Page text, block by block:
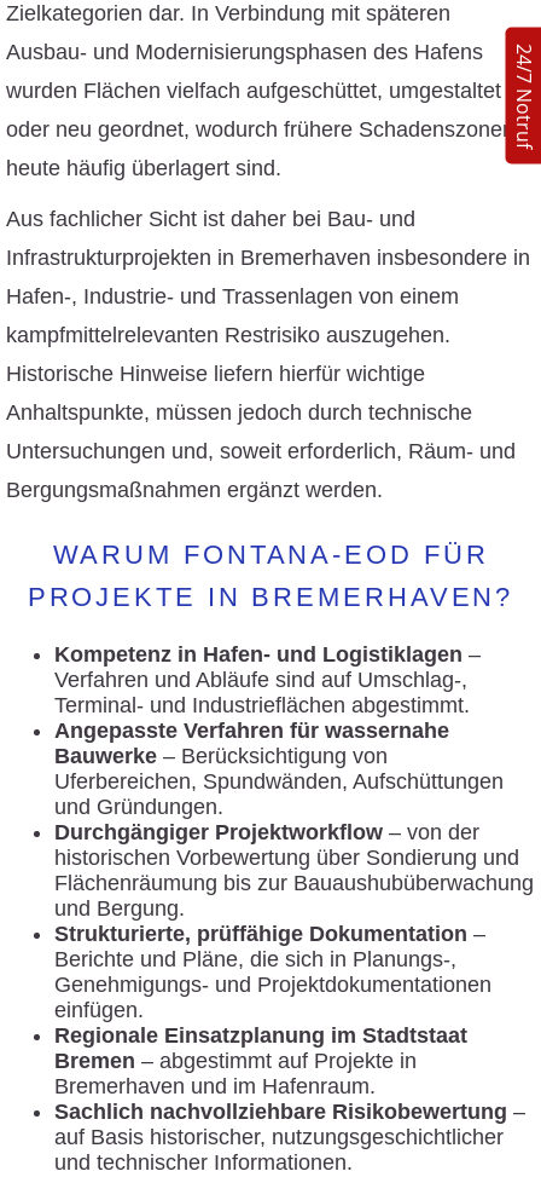
Zielkategorien dar. In Verbindung mit späteren
Ausbau- und Modernisierungsphasen des Hafens
wurden Flächen vielfach aufgeschüttet, umgestaltet
oder neu geordnet, wodurch frühere Schadenszonen
heute häufig überlagert sind.
Aus fachlicher Sicht ist daher bei Bau- und
Infrastrukturprojekten in Bremerhaven insbesondere in
Hafen-, Industrie- und Trassenlagen von einem
kampfmittelrelevanten Restrisiko auszugehen.
Historische Hinweise liefern hierfür wichtige
Anhaltspunkte, müssen jedoch durch technische
Untersuchungen und, soweit erforderlich, Räum- und
Bergungsmaßnahmen ergänzt werden.
WARUM FONTANA-EOD FÜR
PROJEKTE IN BREMERHAVEN?
Kompetenz in Hafen- und Logistiklagen –
Verfahren und Abläufe sind auf Umschlag-,
Terminal- und Industrieflächen abgestimmt.
Angepasste Verfahren für wassernahe
Bauwerke – Berücksichtigung von
Uferbereichen, Spundwänden, Aufschüttungen
und Gründungen.
Durchgängiger Projektworkflow – von der
historischen Vorbewertung über Sondierung und
Flächenräumung bis zur Bauaushubüberwachung
und Bergung.
Strukturierte, prüffähige Dokumentation –
Berichte und Pläne, die sich in Planungs-,
Genehmigungs- und Projektdokumentationen
einfügen.
Regionale Einsatzplanung im Stadtstaat
Bremen – abgestimmt auf Projekte in
Bremerhaven und im Hafenraum.
Sachlich nachvollziehbare Risikobewertung –
auf Basis historischer, nutzungsgeschichtlicher
und technischer Informationen.
24/7 Notruf